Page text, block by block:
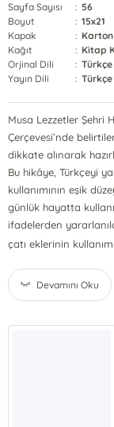
Sayfa Sayısı
: 56
Boyut
: 15x21
Kapak
: Karton
Kağıt
: Kitap
Orjinal Dili
: Türkçe
Yayın Dili
: Türkçe
Musa Lezzetler Şehri
Çerçevesi’nde
dikkate alınarak
Bu hikâye, Türkçeyi
kullanımının eşik
günlük hayatta
ifadelerden
çatı eklerinin
Devamını Oku